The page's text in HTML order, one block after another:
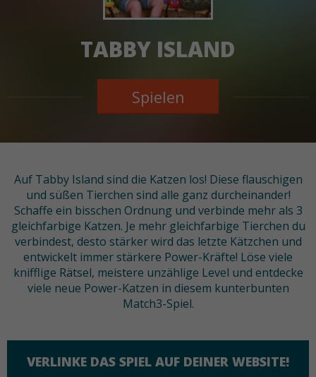
TABBY ISLAND
Spielen
Auf Tabby Island sind die Katzen los! Diese flauschigen
und süßen Tierchen sind alle ganz durcheinander!
Schaffe ein bisschen Ordnung und verbinde mehr als 3
gleichfarbige Katzen. Je mehr gleichfarbige Tierchen du
verbindest, desto stärker wird das letzte Kätzchen und
entwickelt immer stärkere Power-Kräfte! Löse viele
knifflige Rätsel, meistere unzählige Level und entdecke
viele neue Power-Katzen in diesem kunterbunten
Match3-Spiel.
VERLINKE DAS SPIEL AUF DEINER WEBSITE!